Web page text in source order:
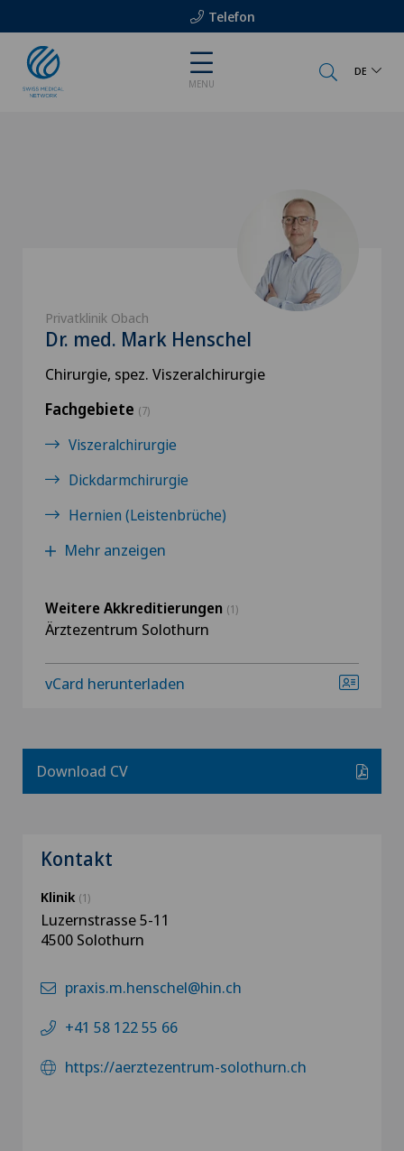
Telefon
MENU
DE
Privatklinik Obach
Dr. med. Mark Henschel
Chirurgie, spez. Viszeralchirurgie
Fachgebiete (7)
Viszeralchirurgie
Dickdarmchirurgie
Hernien (Leistenbrüche)
Mehr anzeigen
Weitere Akkreditierungen (1)
Ärztezentrum Solothurn
vCard herunterladen
Download CV
Kontakt
Klinik (1)
Luzernstrasse 5-11
4500 Solothurn
praxis.m.henschel@hin.ch
+41 58 122 55 66
https://aerztezentrum-solothurn.ch